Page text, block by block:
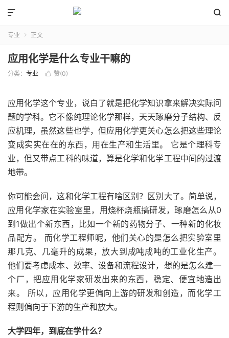


专业  正文
应用化学是什么专业干嘛的
分类： 专业  赞(0)
应用化学这个专业，说白了就是把化学知识拿来解决实际问
题的学科。它不像纯理论化学那样，天天琢磨分子结构、反
应机理，虽然这些也学，但应用化学更关心怎么把这些理论
变成实实在在的东西，用在生产和生活里。 它是个理科专
业，但又带点工科的味道，算是化学和化学工程中间的过渡
地带。
你可能会问，这和化学工程有啥区别？区别大了。简单说，
应用化学家在实验室里，用烧杯烧瓶搞研发，琢磨怎么从0
到1做出个新东西，比如一个新的药物分子、一种新的化妆
品配方。 而化学工程师呢，他们关心的是怎么把实验室里
那几克、几毫升的成果，放大到成吨成吨的工业化生产。
他们要考虑成本、效率、设备和流程设计，想的是怎么建一
个厂，把应用化学家研发出来的东西，稳定、便宜地造出
来。 所以，应用化学更偏向上游的研发和创造，而化学工
程则偏向于下游的生产和放大。
大学四年，到底在学什么？